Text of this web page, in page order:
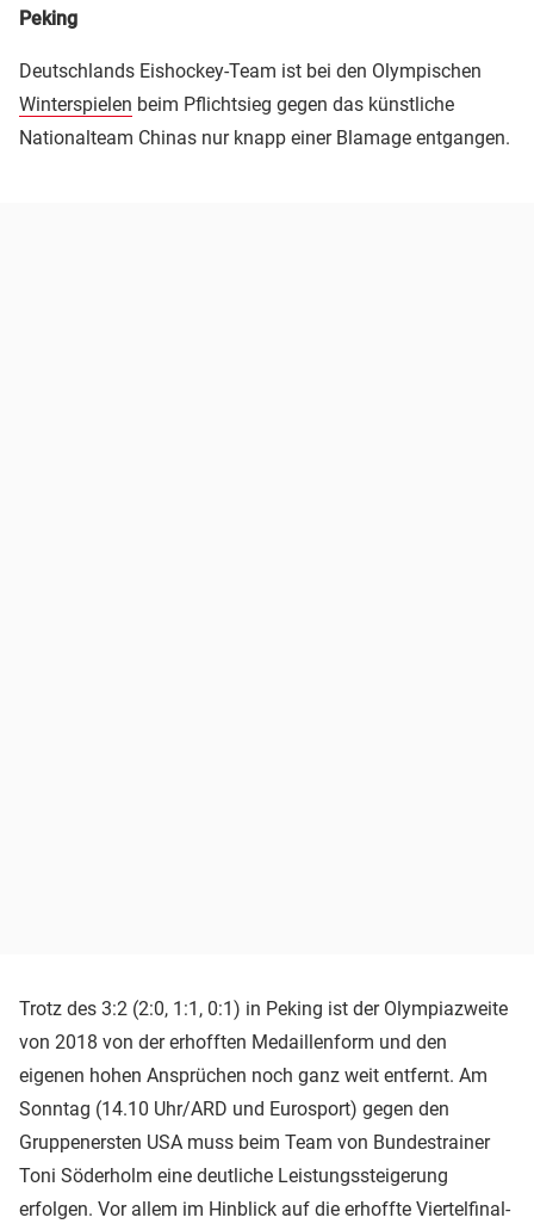
Peking
Deutschlands Eishockey-Team ist bei den Olympischen
Winterspielen beim Pflichtsieg gegen das künstliche
Nationalteam Chinas nur knapp einer Blamage entgangen.
Trotz des 3:2 (2:0, 1:1, 0:1) in Peking ist der Olympiazweite
von 2018 von der erhofften Medaillenform und den
eigenen hohen Ansprüchen noch ganz weit entfernt. Am
Sonntag (14.10 Uhr/ARD und Eurosport) gegen den
Gruppenersten USA muss beim Team von Bundestrainer
Toni Söderholm eine deutliche Leistungssteigerung
erfolgen. Vor allem im Hinblick auf die erhoffte Viertelfinal-